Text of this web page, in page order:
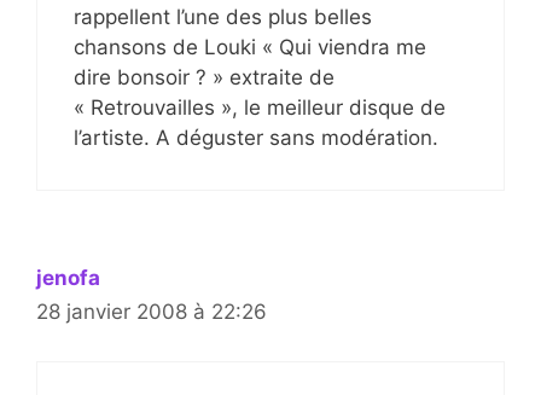
rappellent l’une des plus belles
chansons de Louki « Qui viendra me
dire bonsoir ? » extraite de
« Retrouvailles », le meilleur disque de
l’artiste. A déguster sans modération.
jenofa
28 janvier 2008 à 22:26